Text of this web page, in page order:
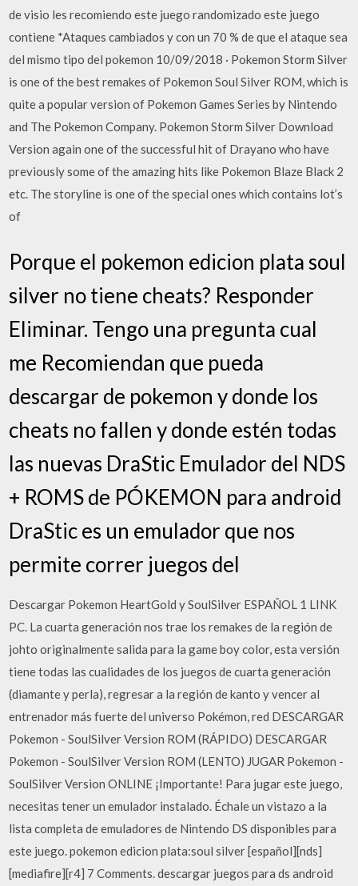
de visio les recomiendo este juego randomizado este juego
contiene *Ataques cambiados y con un 70 % de que el ataque sea
del mismo tipo del pokemon 10/09/2018 · Pokemon Storm Silver
is one of the best remakes of Pokemon Soul Silver ROM, which is
quite a popular version of Pokemon Games Series by Nintendo
and The Pokemon Company. Pokemon Storm Silver Download
Version again one of the successful hit of Drayano who have
previously some of the amazing hits like Pokemon Blaze Black 2
etc. The storyline is one of the special ones which contains lot’s
of
Porque el pokemon edicion plata soul
silver no tiene cheats? Responder
Eliminar. Tengo una pregunta cual
me Recomiendan que pueda
descargar de pokemon y donde los
cheats no fallen y donde estén todas
las nuevas DraStic Emulador del NDS
+ ROMS de PÓKEMON para android
DraStic es un emulador que nos
permite correr juegos del
Descargar Pokemon HeartGold y SoulSilver ESPAÑOL 1 LINK
PC. La cuarta generación nos trae los remakes de la región de
johto originalmente salida para la game boy color, esta versión
tiene todas las cualidades de los juegos de cuarta generación
(diamante y perla), regresar a la región de kanto y vencer al
entrenador más fuerte del universo Pokémon, red DESCARGAR
Pokemon - SoulSilver Version ROM (RÁPIDO) DESCARGAR
Pokemon - SoulSilver Version ROM (LENTO) JUGAR Pokemon -
SoulSilver Version ONLINE ¡Importante! Para jugar este juego,
necesitas tener un emulador instalado. Échale un vistazo a la
lista completa de emuladores de Nintendo DS disponibles para
este juego. pokemon edicion plata:soul silver [español][nds]
[mediafire][r4] 7 Comments. descargar juegos para ds android